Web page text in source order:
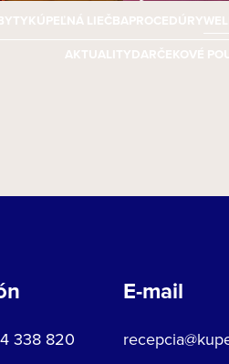
KÚPEĽNÁ LIEČBAPROCEDÚRY
AKTUALITYDARČEKOVÉ
338 820
E-mail